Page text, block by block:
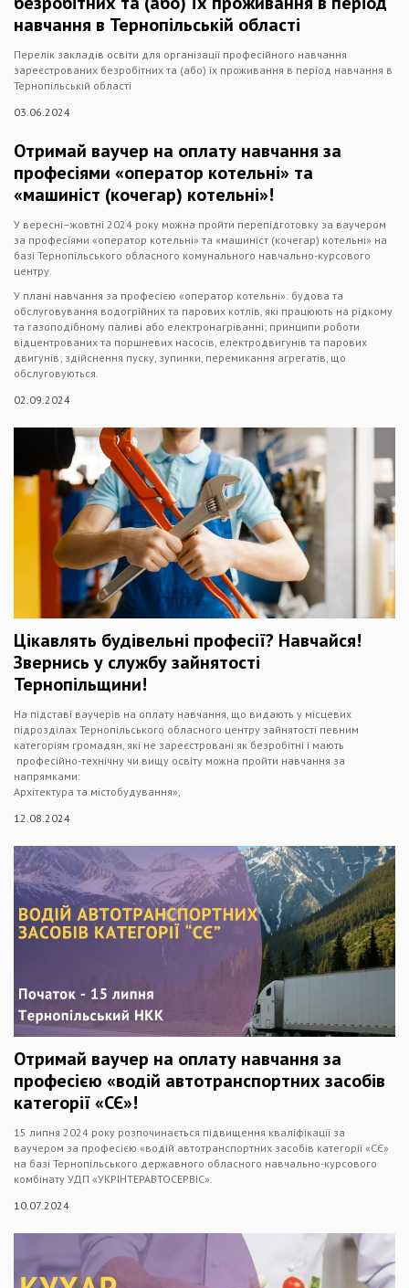
навчання в Тернопільській області
Перелік закладів освіти для організації професійного навчання
зареєстрованих безробітних та (або) їх проживання в період навчання в
Тернопільській області
03.06.2024
Отримай ваучер на оплату навчання за
професіями «оператор котельні» та
«машиніст (кочегар) котельні»!
У вересні–жовтні 2024 року можна пройти перепідготовку за ваучером
за професіями «оператор котельні» та «машиніст (кочегар) котельні» на
базі Тернопільського обласного комунального навчально-курсового
центру.
У плані навчання за професією «оператор котельні»: будова та
обслуговування водогрійних та парових котлів, які працюють на рідкому
та газоподібному паливі або електронагріванні; принципи роботи
відцентрованих та поршневих насосів, електродвигунів та парових
двигунів; здійснення пуску, зупинки, перемикання агрегатів, що
обслуговуються.
02.09.2024
Цікавлять будівельні професії? Навчайся!
Звернись у службу зайнятості
Тернопільщини!
На підставі ваучерів на оплату навчання, що видають у місцевих
підрозділах Тернопільського обласного центру зайнятості певним
категоріям громадян, які не зареєстровані як безробітні і мають
професійно-технічну чи вищу освіту можна пройти навчання за
напрямками:
Архітектура та містобудування»,
12.08.2024
Отримай ваучер на оплату навчання за
професією «водій автотранспортних засобів
категорії «СЄ»!
15 липня 2024 року розпочинається підвищення кваліфікації за
ваучером за професією «водій автотранспортних засобів категорії «СЄ»
на базі Тернопільського державного обласного навчально-курсового
комбінату УДП «УКРІНТЕРАВТОСЕРВІС».
10.07.2024